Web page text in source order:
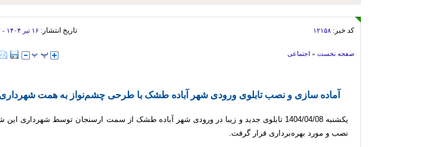
کد خبر: ۱۲۱۵۸ تاریخ انتشار: ۱۶ تير ۱۴۰۴ - ۱۳:۱۲
صفحه نخست » اجتماعی
آماده سازی و نصب تابلوی ورودی شهر آباده طشک با طرحی چشم‌نواز به همت شهرداری
یکشنبه 1404/04/08 تابلوی جدید و زیبا در ورودی شهر آباده طشک از سمت ارسنجان توسط شهرداری این
نصب و مورد بهره‌برداری قرار گرفت.